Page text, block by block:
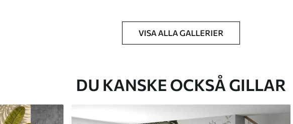
rengöras försiktigt med en mjuk svamp. Tapeter med
VISA ALLA GALLERIER
DU KANSKE OCKSÅ GILLAR